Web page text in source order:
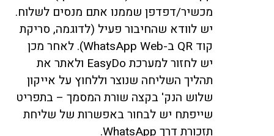
מכשיר/דפדפן שממנו אתם מנסים לשלוח.
יש לוודא שהחיבור פעיל (לדוגמה, סריקת
קוד QR ב-WhatsApp Web). לאחר מכן
יש לחזור למערכת EasyDo ולאתר את
תהליך השליחה שנוצר וללחוץ על אייקון
שלוש הנק' בקצה שורת המסמך – בתפריט
שייפתח יש לבחור באפשרות של שליחת
תזכורת דרך WhatsApp.